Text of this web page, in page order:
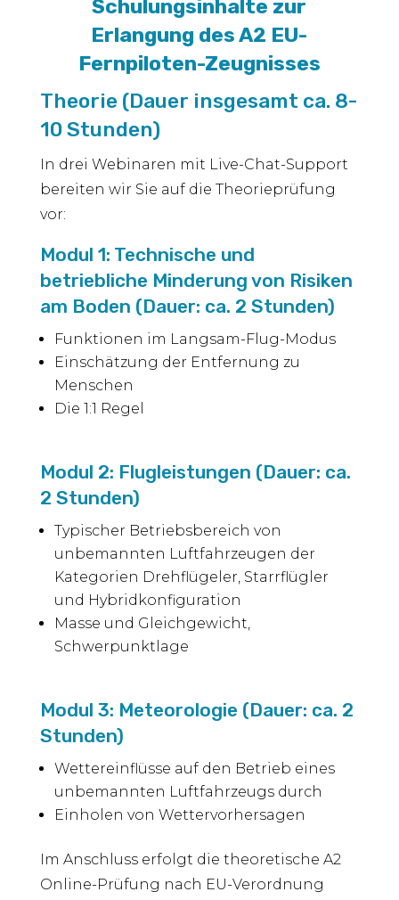
Schulungsinhalte zur
Erlangung des A2 EU-
Fernpiloten-Zeugnisses
Theorie (Dauer insgesamt ca. 8-
10 Stunden)
In drei Webinaren mit Live-Chat-Support
bereiten wir Sie auf die Theorieprüfung
vor:
Modul 1: Technische und
betriebliche Minderung von Risiken
am Boden (Dauer: ca. 2 Stunden)
Funktionen im Langsam-Flug-Modus
Einschätzung der Entfernung zu
Menschen
Die 1:1 Regel
Modul 2: Flugleistungen (Dauer: ca.
2 Stunden)
Typischer Betriebsbereich von
unbemannten Luftfahrzeugen der
Kategorien Drehflügeler, Starrflügler
und Hybridkonfiguration
Masse und Gleichgewicht,
Schwerpunktlage
Modul 3: Meteorologie (Dauer: ca. 2
Stunden)
Wettereinflüsse auf den Betrieb eines
unbemannten Luftfahrzeugs durch
Einholen von Wettervorhersagen
Im Anschluss erfolgt die theoretische A2
Online-Prüfung nach EU-Verordnung